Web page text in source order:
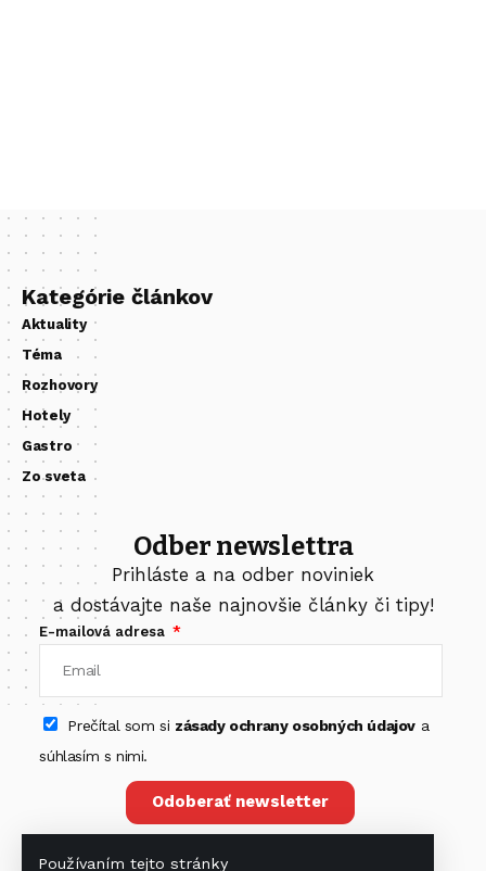
Používaním tejto stránky
Kategórie článkov
Aktuality
Téma
Rozhovory
Hotely
Gastro
Zo sveta
Odber newslettra
Prihláste a na odber noviniek
a dostávajte naše najnovšie články či tipy!
E-mailová adresa
Prečítal som si zásady ochrany osobných údajova
súhlasím s nimi.
Odoberať newsletter